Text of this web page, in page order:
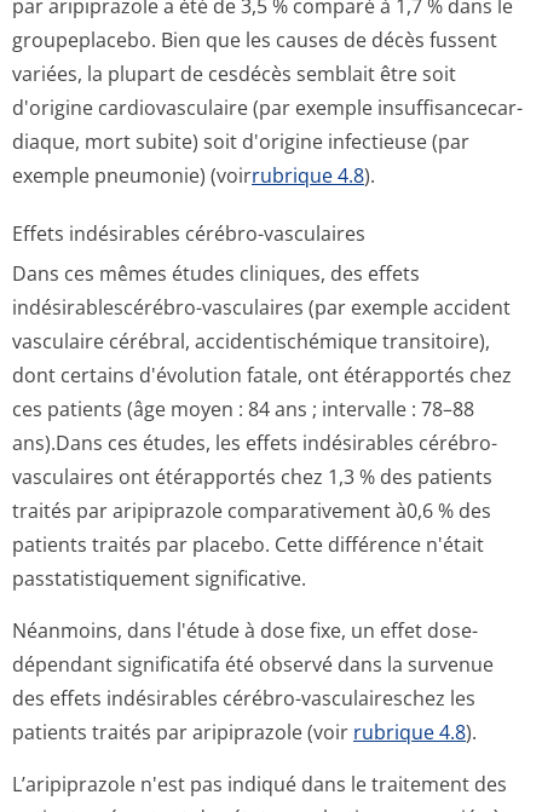
par aripiprazole a été de 3,5 % comparé à 1,7 % dans le
groupeplacebo. Bien que les causes de décès fussent
variées, la plupart de cesdécès semblait être soit
d'origine cardiovasculaire (par exemple insuffisancecar­
diaque, mort subite) soit d'origine infectieuse (par
exemple pneumonie) (voirrubrique 4.8).
Effets indésirables cérébro-vasculaires
Dans ces mêmes études cliniques, des effets
indésirablescérébro-vasculaires (par exemple accident
vasculaire cérébral, accidentischémique transitoire),
dont certains d'évolution fatale, ont étérapportés chez
ces patients (âge moyen : 84 ans ; intervalle : 78–88
ans).Dans ces études, les effets indésirables cérébro-
vasculaires ont étérapportés chez 1,3 % des patients
traités par aripiprazole comparativement à0,6 % des
patients traités par placebo. Cette différence n'était
passtatistiquement significative.
Néanmoins, dans l'étude à dose fixe, un effet dose-
dépendant significatifa été observé dans la survenue
des effets indésirables cérébro-vasculaireschez les
patients traités par aripiprazole (voir rubrique 4.8).
L’aripiprazole n'est pas indiqué dans le traitement des